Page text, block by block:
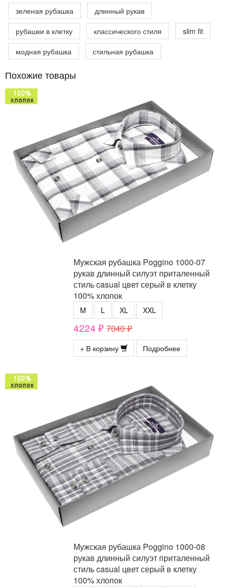
зеленая рубашка
длинный рукав
рубашки в клетку
классического стиля
slim fit
модная рубашка
стильная рубашка
Похожие товары
Мужская рубашка Poggino 1000-07
рукав длинный силуэт приталенный
стиль casual цвет серый в клетку
100% хлопок
M L XL XXL
4224 ₽ 7040 ₽
+ В корзину Подробнее
Мужская рубашка Poggino 1000-08
рукав длинный силуэт приталенный
стиль casual цвет серый в клетку
100% хлопок